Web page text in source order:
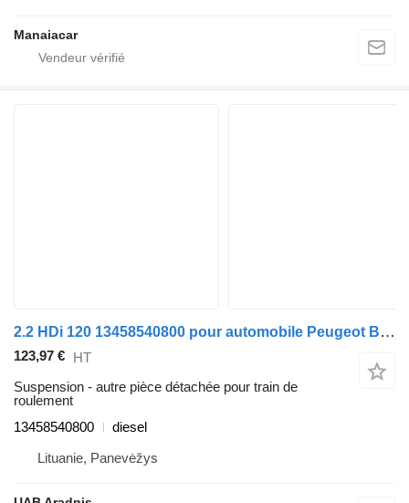
Manaiacar
2.2 HDi 120 13458540800 pour automobile Peugeot BOXER Furgon
123,97 € HT
Suspension - autre pièce détachée pour train de
roulement
13458540800
diesel
Lituanie, Panevėžys